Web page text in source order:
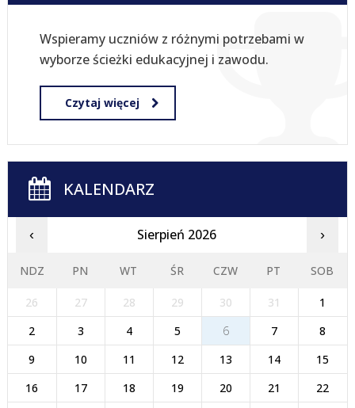
Wspieramy uczniów z różnymi potrzebami w
wyborze ścieżki edukacyjnej i zawodu.
Czytaj więcej
KALENDARZ
‹ Sierpień 2026 ›
NDZ PN WT ŚR CZW PT SOB
26 27 28 29 30 31
1
2
3 4 5 6 7
8
9
10 11 12 13 14
15
16
17 18 19 20 21
22